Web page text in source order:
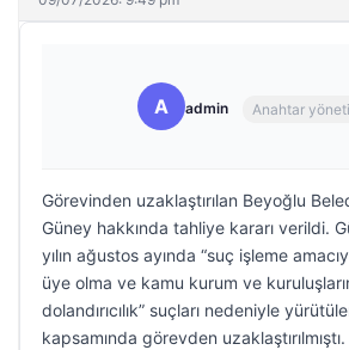
A admin Anahtar
Görevinden uzaklaştırılan Beyoğlu
Güney hakkında tahliye kararı verildi.
yılın ağustos ayında “suç işleme
üye olma ve kamu kurum ve
dolandırıcılık” suçları nedeniyle
kapsamında görevden uzaklaştırılmıştı.